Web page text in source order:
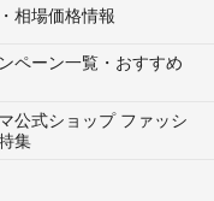
相場価格情報
ペーン一覧・おすすめ
公式ショップ ファッシ
集